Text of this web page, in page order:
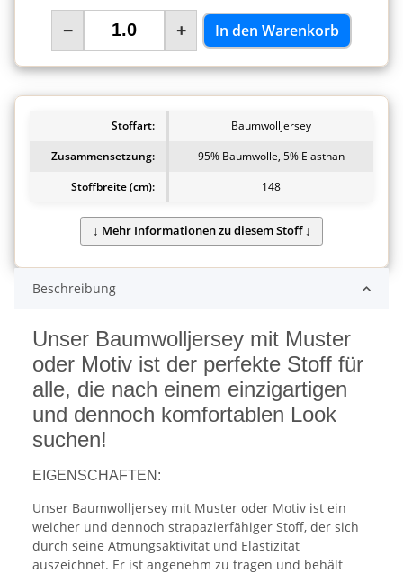
− + In den Warenkorb
Stoffart:
Baumwolljersey
Zusammensetzung:
95% Baumwolle, 5% Elasthan
Stoffbreite (cm):
148
Beschreibung
Unser Baumwolljersey mit Muster
oder Motiv ist der perfekte Stoff für
alle, die nach einem einzigartigen
und dennoch komfortablen Look
suchen!
EIGENSCHAFTEN:
Unser Baumwolljersey mit Muster oder Motiv ist ein
weicher und dennoch strapazierfähiger Stoff, der sich
durch seine Atmungsaktivität und Elastizität
auszeichnet. Er ist angenehm zu tragen und behält